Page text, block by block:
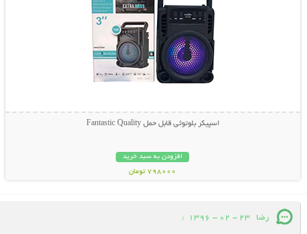
اسپیکر بلوتوثی قابل حمل Fantastic Quality
افزودن به سبد خرید
798000 تومان
رضا 23 - 02 - 1396
: